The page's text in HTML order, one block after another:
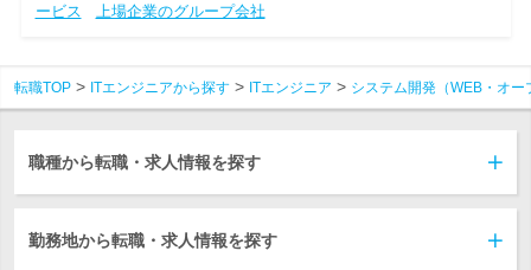
ービス
上場企業のグループ会社
転職TOP ITエンジニアから探す ITエンジニア システム開発（WEB・オ
職種から転職・求人情報を探す
勤務地から転職・求人情報を探す